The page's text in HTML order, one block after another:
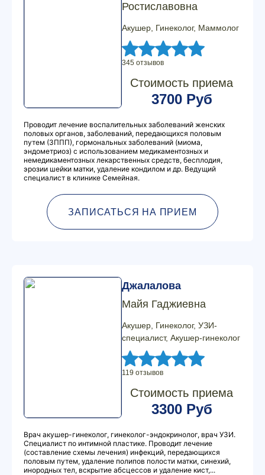
Ростиславовна
Акушер, Гинеколог, Маммолог
345 отзывов
Стоимость приема
3700 Руб
Проводит лечение воспалительных заболеваний женских
половых органов, заболеваний, передающихся половым
путем (ЗППП), гормональных заболеваний (миома,
эндометриоз) с использованием медикаментозных и
немедикаментозных лекарственных средств, бесплодия,
эрозии шейки матки, удаление кондилом и др. Ведущий
специалист в клинике Семейная.
ЗАПИСАТЬСЯ НА ПРИЕМ
Джалалова
Майя Гаджиевна
Акушер, Гинеколог, УЗИ-
специалист, Акушер-гинеколог
119 отзывов
Стоимость приема
3300 Руб
Врач акушер-гинеколог, гинеколог-эндокринолог, врач УЗИ.
Специалист по интимной пластике. Проводит лечение
(составление схемы лечения) инфекций, передающихся
половым путем, удаление полипов полости матки, синехий,
инородных тел, вскрытие абсцессов и удаление кист,...